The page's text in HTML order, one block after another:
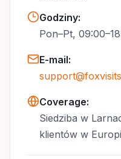
Godziny:
Pon–Pt,
E-mail:
Coverage:
Siedziba w
klientów w